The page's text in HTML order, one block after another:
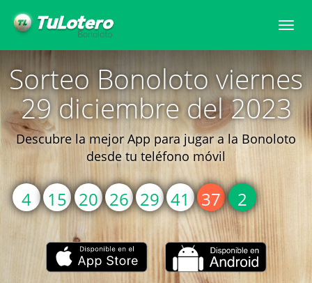
Sorteo Bonoloto viernes
29 diciembre del 2023
Descubre la mejor App para jugar a la Bonoloto
desde tu teléfono móvil
4 15 20 26 29 41 37 2